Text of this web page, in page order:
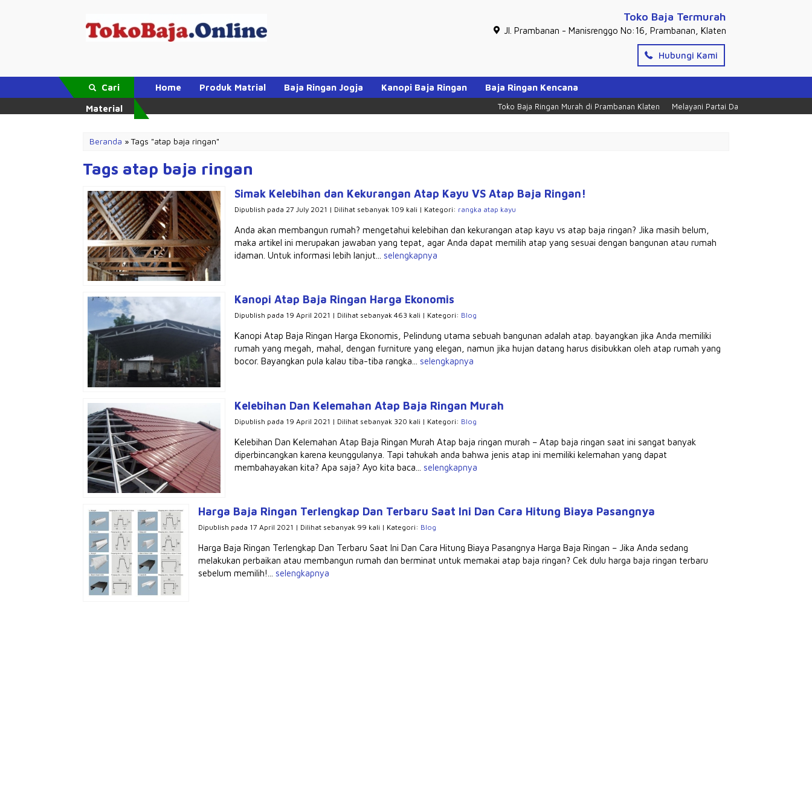
Toko Baja Termurah
Jl. Prambanan - Manisrenggo No:16, Prambanan, Klaten
Hubungi Kami
Cari
Material
Home Produk Matrial Baja Ringan Jogja Kanopi Baja Ringan Baja Ringan Kencana
Toko Baja Ringan Murah di Prambanan Klaten Melayani Partai Dan Ecer, Tlpn = 0274
Beranda »Tags "atap baja ringan"
Tags atap baja ringan
Simak Kelebihan dan Kekurangan Atap Kayu VS Atap Baja Ringan!
Dipublish pada 27 July 2021 | Dilihat sebanyak 109 kali | Kategori: rangka atap kayu
Anda akan membangun rumah? mengetahui kelebihan dan kekurangan atap kayu vs atap baja ringan? Jika masih belum,
maka artikel ini merupakan jawaban yang tepat, agar Anda dapat memilih atap yang sesuai dengan bangunan atau rumah
idaman. Untuk informasi lebih lanjut... selengkapnya
Kanopi Atap Baja Ringan Harga Ekonomis
Dipublish pada 19 April 2021 | Dilihat sebanyak 463 kali | Kategori: Blog
Kanopi Atap Baja Ringan Harga Ekonomis, Pelindung utama sebuah bangunan adalah atap. bayangkan jika Anda memiliki
rumah yang megah, mahal, dengan furniture yang elegan, namun jika hujan datang harus disibukkan oleh atap rumah yang
bocor. Bayangkan pula kalau tiba-tiba rangka... selengkapnya
Kelebihan Dan Kelemahan Atap Baja Ringan Murah
Dipublish pada 19 April 2021 | Dilihat sebanyak 320 kali | Kategori: Blog
Kelebihan Dan Kelemahan Atap Baja Ringan Murah Atap baja ringan murah – Atap baja ringan saat ini sangat banyak
diperbincangkan karena keunggulanya. Tapi tahukah anda bahwa jenis atap ini memiliki kelemahan yang dapat
membahayakan kita? Apa saja? Ayo kita baca... selengkapnya
Harga Baja Ringan Terlengkap Dan Terbaru Saat Ini Dan Cara Hitung Biaya Pasangnya
Dipublish pada 17 April 2021 | Dilihat sebanyak 99 kali | Kategori: Blog
Harga Baja Ringan Terlengkap Dan Terbaru Saat Ini Dan Cara Hitung Biaya Pasangnya Harga Baja Ringan – Jika Anda sedang
melakukan perbaikan atau membangun rumah dan berminat untuk memakai atap baja ringan? Cek dulu harga baja ringan terbaru
sebelum memilih!... selengkapnya